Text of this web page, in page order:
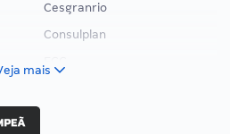
Cesgranrio
Consulplan
mais